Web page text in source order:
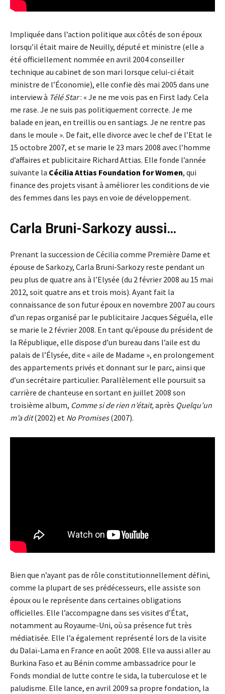
Impliquée dans l’action politique aux côtés de son époux
lorsqu’il était maire de Neuilly, député et ministre (elle a
été officiellement nommée en avril 2004 conseiller
technique au cabinet de son mari lorsque celui-ci était
ministre de l’Économie), elle confie dès mai 2005 dans une
interview à Télé Star: « Je ne me vois pas en First lady. Cela
me rase. Je ne suis pas politiquement correcte. Je me
balade en jean, en treillis ou en santiags. Je ne rentre pas
dans le moule ». De fait, elle divorce avec le chef de l’Etat le
15 octobre 2007, et se marie le 23 mars 2008 avec l’homme
d’affaires et publicitaire Richard Attias. Elle fonde l’année
suivante la Cécilia Attias Foundation for Women, qui
finance des projets visant à améliorer les conditions de vie
des femmes dans les pays en voie de développement.
Carla Bruni-Sarkozy aussi…
Prenant la succession de Cécilia comme Première Dame et
épouse de Sarkozy, Carla Bruni-Sarkozy reste pendant un
peu plus de quatre ans à l’Elysée (du 2 février 2008 au 15 mai
2012, soit quatre ans et trois mois). Ayant fait la
connaissance de son futur époux en novembre 2007 au cours
d’un repas organisé par le publicitaire Jacques Séguéla, elle
se marie le 2 février 2008. En tant qu’épouse du président de
la République, elle dispose d’un bureau dans l’aile est du
palais de l’Élysée, dite « aile de Madame », en prolongement
des appartements privés et donnant sur le parc, ainsi que
d’un secrétaire particulier. Parallèlement elle poursuit sa
carrière de chanteuse en sortant en juillet 2008 son
troisième album, Comme si de rien n’était,après Quelqu’un
m’a dit(2002) et No Promises(2007).
Bien que n’ayant pas de rôle constitutionnellement défini,
comme la plupart de ses prédécesseurs, elle assiste son
époux ou le représente dans certaines obligations
officielles. Elle l’accompagne dans ses visites d’État,
notamment au Royaume-Uni, où sa présence fut très
médiatisée. Elle l’a également représenté lors de la visite
du Dalaï-Lama en France en août 2008. Elle va aussi aller au
Burkina Faso et au Bénin comme ambassadrice pour le
Fonds mondial de lutte contre le sida, la tuberculose et le
paludisme. Elle lance, en avril 2009 sa propre fondation, la